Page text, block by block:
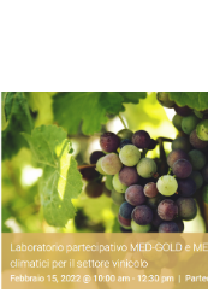
CONNEXION
FR